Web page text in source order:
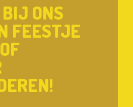
ONS
FEESTJE